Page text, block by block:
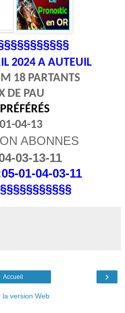
2024 A AUTEUIL
18 PARTANTS
DE PAU
04-13
ABONNES
03-13-11
05-01-04-03-11
›
Accueil
la version Web